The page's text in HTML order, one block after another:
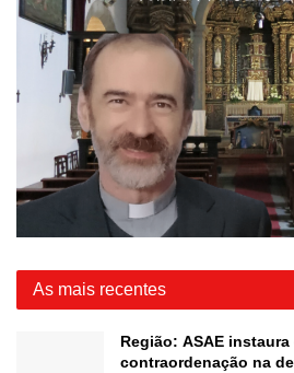
As mais recentes
Região: ASAE
contraordenação na